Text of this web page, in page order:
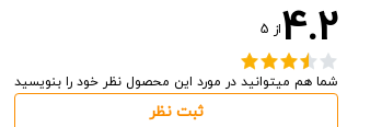
4.2از
شما هم میتوانید در مورد این محصول نظر خود را بنویسید
ثبت نظر